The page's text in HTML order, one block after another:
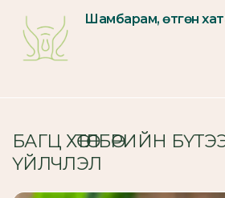
Шамбарам, өтгөн
БАГЦ ХӨТӨЛБӨРИЙН
ҮЙЛЧЛЭЛ